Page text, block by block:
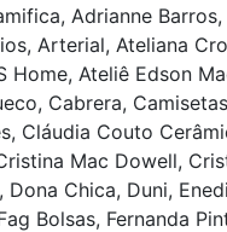
Adrianne
Arterial, Ateliana
Home, Ateliê Edson
Cabrera,
Cláudia Couto
Mac Dowell,
Dona Chica, Duni,
Bolsas, Fernanda